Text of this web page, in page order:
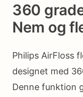
360
Nem og
Philips AirFloss
designet med
Denne funktion